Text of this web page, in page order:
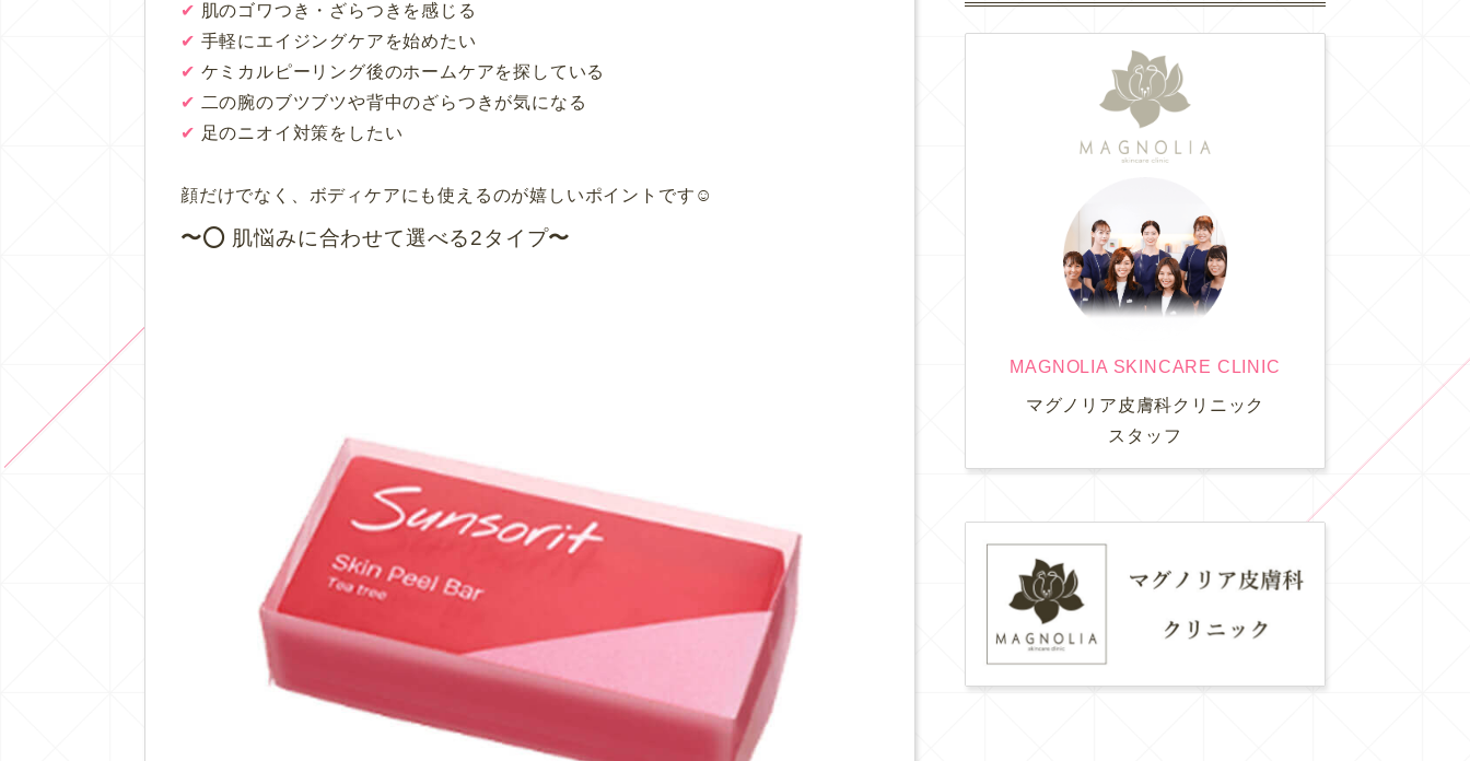
✔ 肌のゴワつき・ざらつきを感じる
✔ 手軽にエイジングケアを始めたい
✔ ケミカルピーリング後のホームケアを探している
✔ 二の腕のブツブツや背中のざらつきが気になる
✔ 足のニオイ対策をしたい
顔だけでなく、ボディケアにも使えるのが嬉しいポイントです☺️
⭕️ 肌悩みに合わせて選べる2タイプ
MAGNOLIA SKINCARE CLINIC
マグノリア皮膚科クリニック
スタッフ